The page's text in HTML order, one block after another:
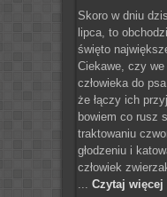
Skoro w dniu
lipca, to
święto
Ciekawe, czy
człowieka do
że łączy ich
bowiem co rusz
traktowaniu
głodzeniu i
człowiek
Czytaj więcej